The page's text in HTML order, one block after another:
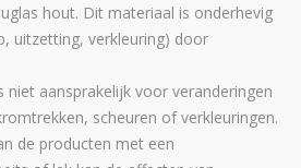
hout. Dit materiaal is onderhevig
uitzetting, verkleuring) door
niet aansprakelijk voor veranderingen
scheuren of verkleuringen.
de producten met een